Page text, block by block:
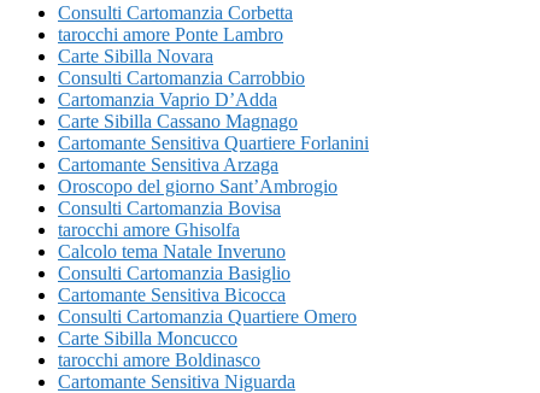
Consulti Cartomanzia Corbetta
tarocchi amore Ponte Lambro
Carte Sibilla Novara
Consulti Cartomanzia Carrobbio
Cartomanzia Vaprio D’Adda
Carte Sibilla Cassano Magnago
Cartomante Sensitiva Quartiere Forlanini
Cartomante Sensitiva Arzaga
Oroscopo del giorno Sant’Ambrogio
Consulti Cartomanzia Bovisa
tarocchi amore Ghisolfa
Calcolo tema Natale Inveruno
Consulti Cartomanzia Basiglio
Cartomante Sensitiva Bicocca
Consulti Cartomanzia Quartiere Omero
Carte Sibilla Moncucco
tarocchi amore Boldinasco
Cartomante Sensitiva Niguarda